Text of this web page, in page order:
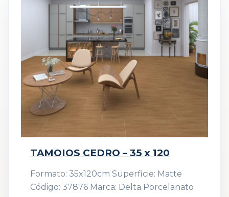
TAMOIOS CEDRO – 35 x 120
Formato: 35x120cm Superficie: Matte
Código: 37876 Marca: Delta Porcelanato